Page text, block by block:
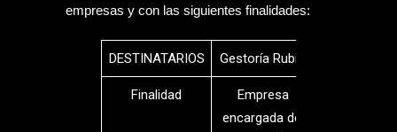
empresas y con las siguientes finalidades:
DESTINATARIOS Gestoría Rubio
Finalidad
Empresa
encargada del